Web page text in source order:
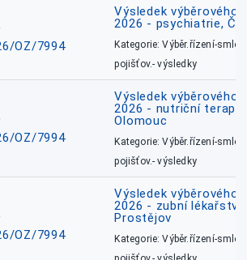
OZ/7994
Výsledek výběrového
2026 - psychiatrie,
Kategorie: Výběr.řízení-
pojišťov.- výsledky
OZ/7994
Výsledek výběrového
2026 - nutriční
Olomouc
Kategorie: Výběr.řízení-
pojišťov.- výsledky
OZ/7994
Výsledek výběrového
2026 - zubní
Prostějov
Kategorie: Výběr.řízení-